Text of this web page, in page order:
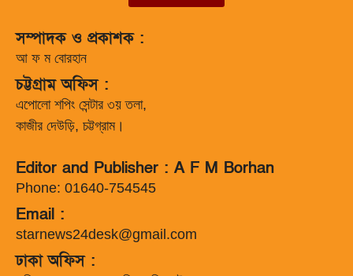
সম্পাদক ও প্রকাশক :
আ ফ ম বোরহান
চট্টগ্রাম অফিস :
এপোলো শপিং সেন্টার ৩য় তলা,
কাজীর দেউড়ি, চট্টগ্রাম।
Editor and Publisher : A F M Borhan
Phone: 01640-754545
Email :
starnews24desk@gmail.com
ঢাকা অফিস :